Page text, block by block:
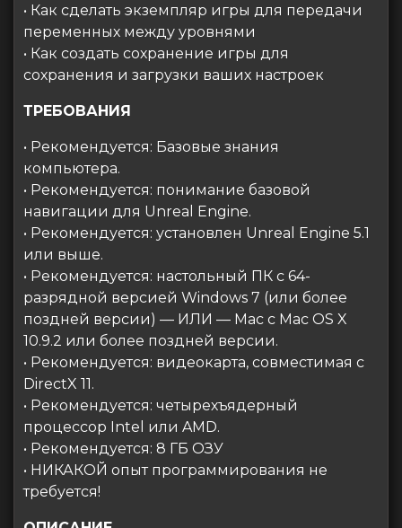
• Как сделать экземпляр игры для передачи
переменных между уровнями
• Как создать сохранение игры для
сохранения и загрузки ваших настроек
ТРЕБОВАНИЯ
• Рекомендуется: Базовые знания
компьютера.
• Рекомендуется: понимание базовой
навигации для Unreal Engine.
• Рекомендуется: установлен Unreal Engine 5.1
или выше.
• Рекомендуется: настольный ПК с 64-
разрядной версией Windows 7 (или более
поздней версии) — ИЛИ — Mac с Mac OS X
10.9.2 или более поздней версии.
• Рекомендуется: видеокарта, совместимая с
DirectX 11.
• Рекомендуется: четырехъядерный
процессор Intel или AMD.
• Рекомендуется: 8 ГБ ОЗУ
• НИКАКОЙ опыт программирования не
требуется!